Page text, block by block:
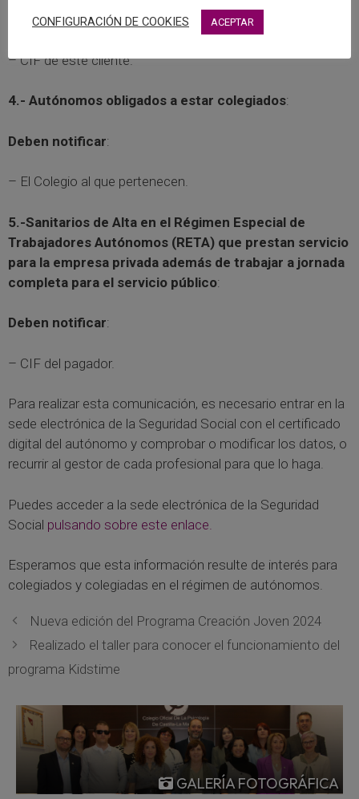
Deben aportar:
– CIF de este cliente.
4.- Autónomos obligados a estar colegiados:
Deben notificar:
– El Colegio al que pertenecen.
5.-Sanitarios de Alta en el Régimen Especial de
Trabajadores Autónomos (RETA) que prestan servicio
para la empresa privada además de trabajar a jornada
completa para el servicio público:
Deben notificar:
– CIF del pagador.
Para realizar esta comunicación, es necesario entrar en la
sede electrónica de la Seguridad Social con el certificado
digital del autónomo y comprobar o modificar los datos, o
recurrir al gestor de cada profesional para que lo haga.
Puedes acceder a la sede electrónica de la Seguridad
Social pulsando sobre este enlace.
Esperamos que esta información resulte de interés para
colegiados y colegiadas en el régimen de autónomos.
Nueva edición del Programa Creación Joven 2024
Realizado el taller para conocer el funcionamiento del
programa Kidstime
GALERÍA FOTOGRÁFICA
CONFIGURACIÓN DE COOKIES ACEPTAR